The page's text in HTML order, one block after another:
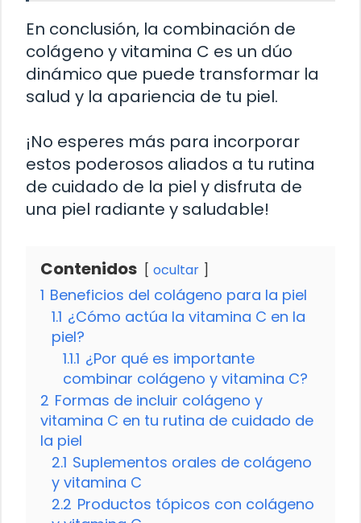
En conclusión, la combinación de
colágeno y vitamina C es un dúo
dinámico que puede transformar la
salud y la apariencia de tu piel.
¡No esperes más para incorporar
estos poderosos aliados a tu rutina
de cuidado de la piel y disfruta de
una piel radiante y saludable!
Contenidos ocultar
1 Beneficios del colágeno para la piel
1.1 ¿Cómo actúa la vitamina C en la
piel?
1.1.1 ¿Por qué es importante
combinar colágeno y vitamina C?
2 Formas de incluir colágeno y
vitamina C en tu rutina de cuidado de
la piel
2.1 Suplementos orales de colágeno
y vitamina C
2.2 Productos tópicos con colágeno